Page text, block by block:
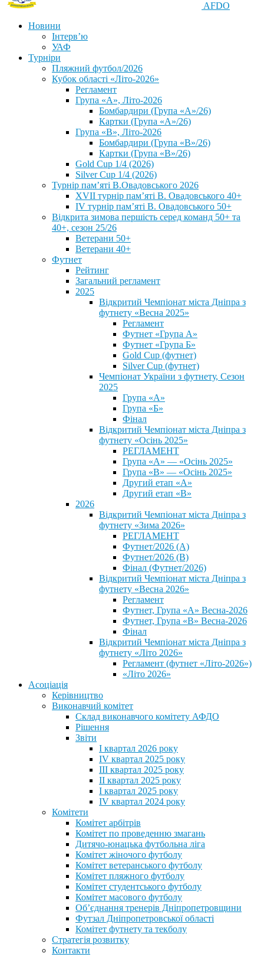
AFDO
Новини
Інтерв’ю
УАФ
Турніри
Пляжний футбол/2026
Кубок області «Літо-2026»
Регламент
Група «А», Літо-2026
Бомбардири (Група «А»/26)
Картки (Група «А»/26)
Група «В», Літо-2026
Бомбардири (Група «В»/26)
Картки (Група «В»/26)
Gold Cup 1/4 (2026)
Silver Cup 1/4 (2026)
Турнір пам’яті В.Овадовського 2026
XVII турнір пам’яті В. Овадовського 40+
IV турнір пам’яті В. Овадовського 50+
Відкрита зимова першість серед команд 50+ та
40+, сезон 25/26
Ветерани 50+
Ветерани 40+
Футнет
Рейтинг
Загальний регламент
2025
Відкритий Чемпіонат міста Дніпра з
футнету «Весна 2025»
Регламент
Футнет «Група А»
Футнет «Група Б»
Gold Cup (футнет)
Silver Cup (футнет)
Чемпіонат України з футнету, Сезон
2025
Група «А»
Група «Б»
Фінал
Відкритий Чемпіонат міста Дніпра з
футнету «Осінь 2025»
РЕГЛАМЕНТ
Група «А» — «Осінь 2025»
Група «В» — «Осінь 2025»
Другий етап «А»
Другий етап «В»
2026
Відкритий Чемпіонат міста Дніпра з
футнету «Зима 2026»
РЕГЛАМЕНТ
Футнет/2026 (А)
Футнет/2026 (В)
Фінал (Футнет/2026)
Відкритий Чемпіонат міста Дніпра з
футнету «Весна 2026»
Регламент
Футнет, Група «А» Весна-2026
Футнет, Група «В» Весна-2026
Фінал
Відкритий Чемпіонат міста Дніпра з
футнету «Літо 2026»
Регламент (футнет «Літо-2026»)
«Літо 2026»
Асоціація
Керівництво
Виконавчий комітет
Склад виконавчого комітету АФДО
Рішення
Звіти
I квартал 2026 року
IV квартал 2025 року
III квартал 2025 року
II квартал 2025 року
I квартал 2025 року
IV квартал 2024 року
Комітети
Комітет арбітрів
Комітет по проведенню змагань
Дитячо-юнацька футбольна ліга
Комітет жіночого футболу
Комітет ветеранського футболу
Комітет пляжного футболу
Комітет студентського футболу
Комітет масового футболу
Обʼєднання тренерів Дніпропетровщини
Футзал Дніпропетровської області
Комітет футнету та текболу
Стратегія розвитку
Контакти